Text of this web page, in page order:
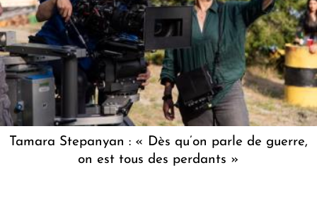
Tamara Stepanyan : « Dès qu’on parle de guerre,
on est tous des perdants »